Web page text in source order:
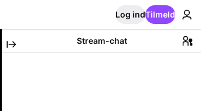
Log indTilmeld
Stream-chat